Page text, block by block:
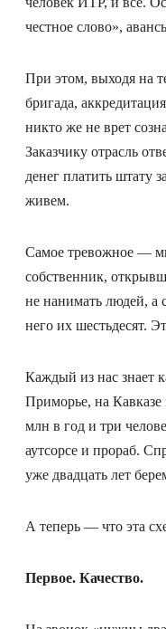
честное слово»,
При этом, выходя на
бригада,
никто же не врет
Заказчику отрасль
денег платить штату
живем.
Самое тревожное —
собственник,
не нанимать людей, а
него их шестьдесят.
Каждый из нас знает
Приморье, на Кавказе
млн в год и три
аутсорсе и прораб.
уже двадцать лет
А теперь — что эта
Первое. Качество.